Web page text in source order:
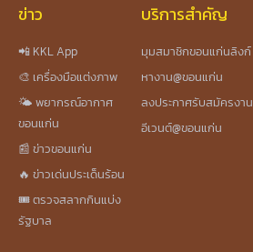
ข่าว
📲 KKL App
🎨 เครื่องมือแต่งภาพ
🌤️ พยากรณ์อากาศ
ขอนแก่น
📰 ข่าวขอนแก่น
🔥 ข่าวเด่นประเด็นร้อน
🎟️ ตรวจสลากกินแบ่ง
รัฐบาล
บริการสำคัญ
มุมสมาชิกขอนแก่นลิงก์
หางาน@ขอนแก่น
ลงประกาศรับสมัครงาน
อีเวนต์@ขอนแก่น